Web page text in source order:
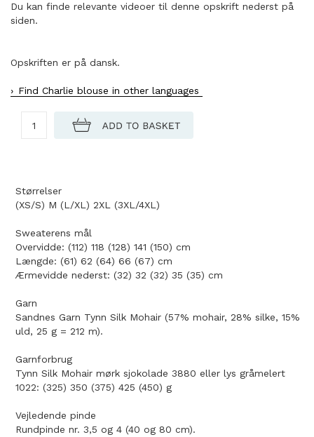
Du kan finde relevante videoer til denne opskrift nederst på
siden.
Opskriften er på dansk.
Find Charlie blouse in other languages
Størrelser
(XS/S) M (L/XL) 2XL (3XL/4XL)
Sweaterens mål
Overvidde: (112) 118 (128) 141 (150) cm
Længde: (61) 62 (64) 66 (67) cm
Ærmevidde nederst: (32) 32 (32) 35 (35) cm
Garn
Sandnes Garn Tynn Silk Mohair (57% mohair, 28% silke, 15%
uld, 25 g = 212 m).
Garnforbrug
Tynn Silk Mohair mørk sjokolade 3880 eller lys gråmelert
1022: (325) 350 (375) 425 (450) g
Vejledende pinde
Rundpinde nr. 3,5 og 4 (40 og 80 cm).